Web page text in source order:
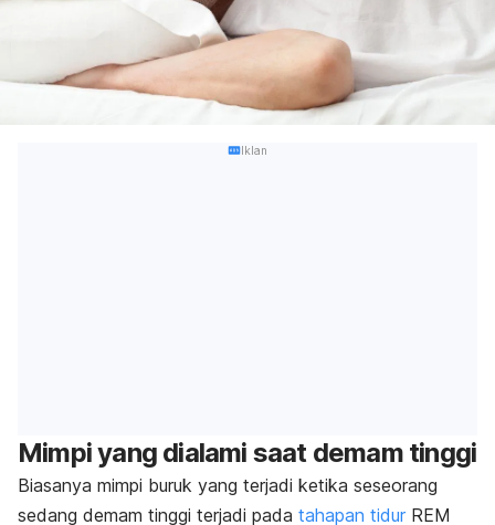
Iklan
Mimpi yang dialami saat demam tinggi
Biasanya mimpi buruk yang terjadi ketika seseorang
sedang demam tinggi terjadi pada tahapan tidur REM